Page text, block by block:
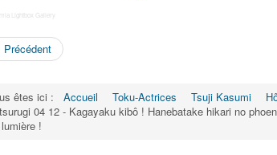
Lightbox Gallery
Précédent
êtes ici : Accueil Toku-Actrices Tsuji Kasumi
04 12 - Kagayaku kibô ! Hanebatake hikari no
!